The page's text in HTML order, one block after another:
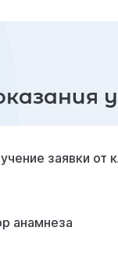
заявки от
анамнеза